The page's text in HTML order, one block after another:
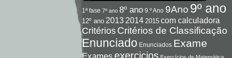
1ª fase 7º ano 8º ano 9.º Ano 9Ano 9º ano
12º ano 2013 2014 2015 com calculadora
Critérios Critérios de Classificação
Enunciado Enunciados Exame
Exames exercicios Exercícios de Matemática